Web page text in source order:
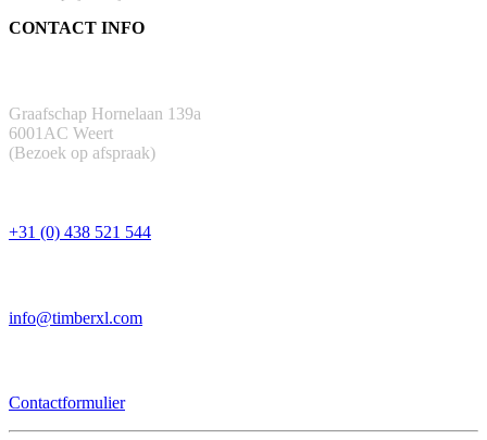
CONTACT INFO
Graafschap Hornelaan 139a
6001AC Weert
(Bezoek op afspraak)
+31 (0) 438 521 544
info@timberxl.com
Contactformulier